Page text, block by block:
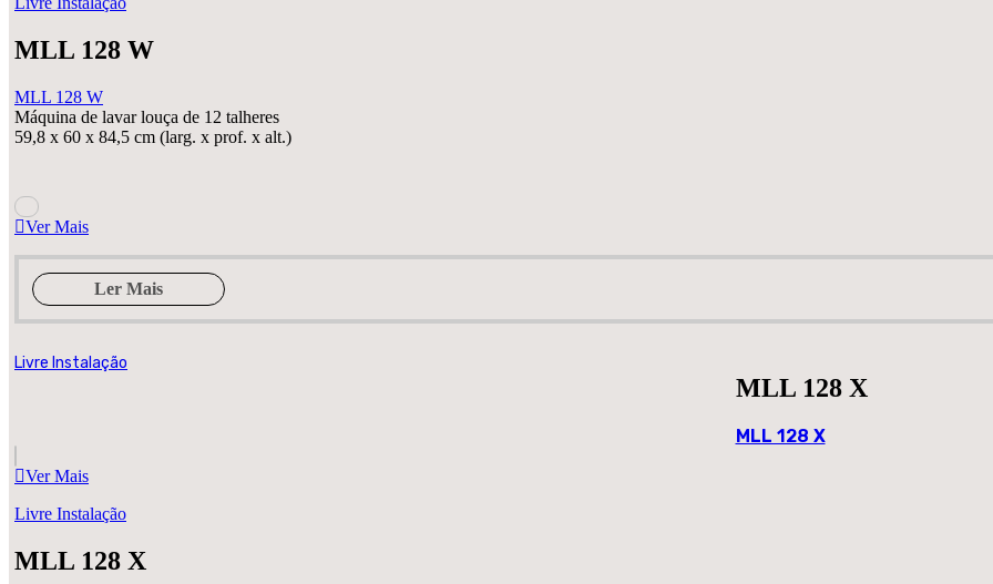
MLL 128 W
MLL 128 W
Máquina de lavar louça de 12 talheres
59,8 x 60 x 84,5 cm (larg. x prof. x alt.)
Ver Mais
Ler Mais
Livre Instalação
MLL 128 X
MLL 128 X
Ver Mais
Livre Instalação
MLL 128 X